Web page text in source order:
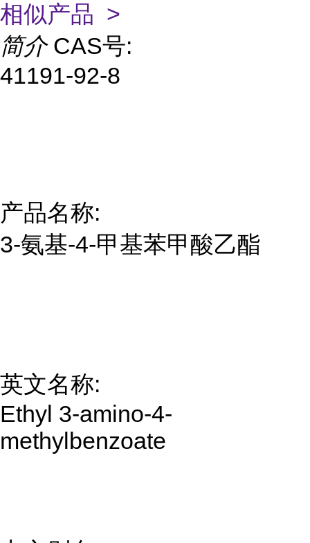
相似产品 >
简介 CAS号:
41191-92-8
产品名称:
3-氨基-4-甲基苯甲酸乙酯
英文名称:
Ethyl 3-amino-4-
methylbenzoate